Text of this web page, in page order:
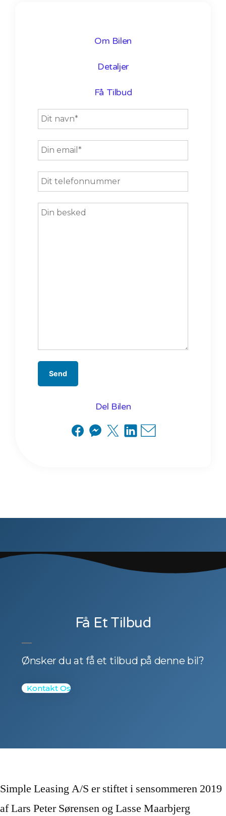
Om Bilen
Detaljer
Få Tilbud
Del Bilen
Få Et Tilbud
Ønsker du at få et tilbud på denne bil?
Kontakt Os
Simple Leasing A/S er stiftet i sensommeren 2019
af Lars Peter Sørensen og Lasse Maarbjerg